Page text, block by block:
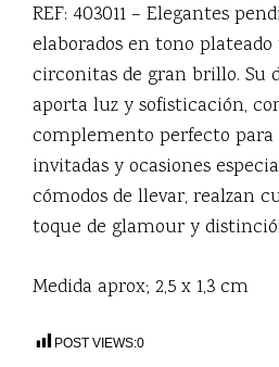
REF: 403011 – Elegantes
elaborados en tono plateado
circonitas de gran brillo. Su
aporta luz y sofisticación,
complemento perfecto para
invitadas y ocasiones
cómodos de llevar, realzan
toque de glamour y
Medida aprox; 2,5 x 1,3 cm
POST VIEWS:0